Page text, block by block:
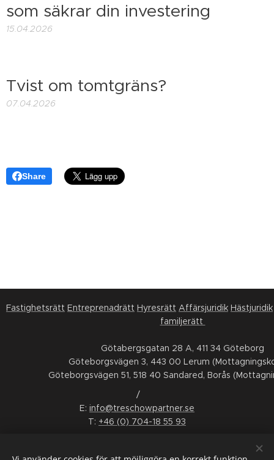
som säkrar din investering
15.04.2026
Tvist om tomtgräns?
07.04.2026
Share
Fastighetsrätt Entreprenadrätt Hyresrätt Affärsjuridik Hästjuridik
familjerätt
Götabergsgatan 28 A, 411 34 Göteborg
Göteborgsvägen 3, 443 00 Lerum
Göteborgsvägen 51, 518 40 Sandared, Borås
/
E: info@treschowpartner.se
T: +46 (0) 704-18 55 93